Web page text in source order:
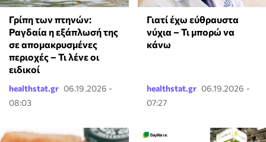
Γρίπη των πτηνών:
Ραγδαία η εξάπλωσή της
σε απομακρυσμένες
περιοχές – Τι λένε οι
ειδικοί
healthstat.gr 06.19.2026 -
08:03
Γιατί έχω εύθραυστα
νύχια – Τι μπορώ να
κάνω
healthstat.gr 06.19.2026 -
07:27